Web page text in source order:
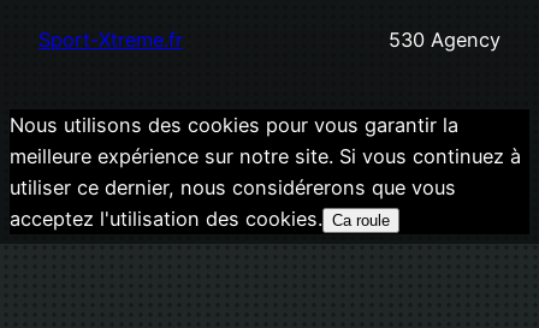
Sport-Xtreme.fr 530 Agency
Nous utilisons des cookies pour vous garantir la
meilleure expérience sur notre site. Si vous continuez à
utiliser ce dernier, nous considérerons que vous
acceptez l'utilisation des cookies. Ca roule